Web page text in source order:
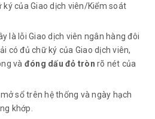
của Giao dịch viên/Kiểm soát
là lỗi Giao dịch viên ngân hàng đôi
có đủ chữ ký của Giao dịch viên,
và đóng dấu đỏ tròn rõ nét của
mở sổ trên hệ thống và ngày hạch
khớp.